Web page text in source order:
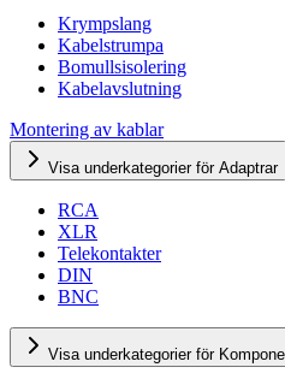
Krympslang
Kabelstrumpa
Bomullsisolering
Kabelavslutning
Montering av kablar
Visa underkategorier för Adaptrar
RCA
XLR
Telekontakter
DIN
BNC
Visa underkategorier för